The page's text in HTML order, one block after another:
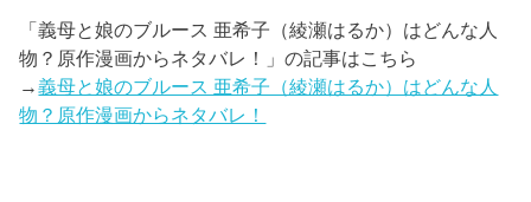
「義母と娘のブルース 亜希子（綾瀬はるか）はどんな人
物？原作漫画からネタバレ！」の記事はこちら
→義母と娘のブルース 亜希子（綾瀬はるか）はどんな人
物？原作漫画からネタバレ！